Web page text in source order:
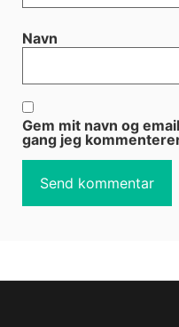
Navn
Gem mit navn og
gang jeg